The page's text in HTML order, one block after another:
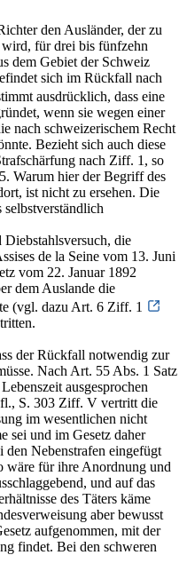
den Ausländer, der zu
für drei bis fünfzehn
dem Gebiet der Schweiz
sich im Rückfall nach
ausdrücklich, dass eine
wenn sie wegen einer
nach schweizerischem Recht
Bezieht sich auch diese
nach Ziff. 1, so
Warum hier der Begriff des
ist nicht zu ersehen. Die
die
de la Seine vom 13. Juni
vom 22. Januar 1892
dem Auslande die
(vgl. dazu Art. 6 Ziff. 1
der Rückfall notwendig zur
Nach Art. 55 Abs. 1 Satz
ausgesprochen
S. 303 Ziff. V vertritt die
im wesentlichen nicht
sei und im Gesetz daher
den Nebenstrafen eingefügt
wäre für ihre Anordnung und
und auf das
des Täters käme
aber bewusst
aufgenommen, mit der
findet. Bei den schweren